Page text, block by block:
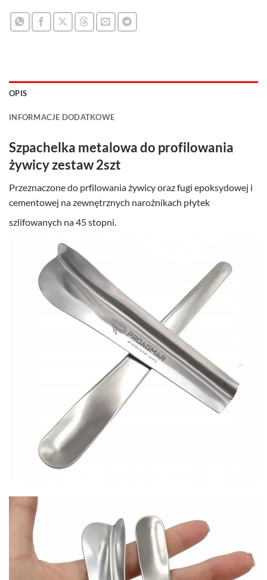
OPIS
INFORMACJE DODATKOWE
Szpachelka metalowa do profilowania
żywicy zestaw 2szt
Przeznaczone do prfilowania żywicy oraz fugi epoksydowej i
cementowej na zewnętrznych narożnikach płytek
szlifowanych na 45 stopni.